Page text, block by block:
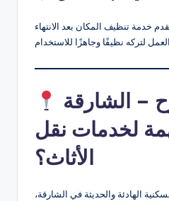
خدمة تنظيف المكان بعد الانتهاء
لخدمات نقل
الأثاث؟
الهادئة والحديثة في الشارقة،